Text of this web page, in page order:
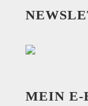
MEIN E-